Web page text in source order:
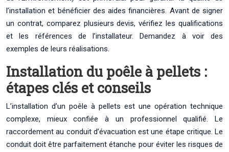
l’installation et bénéficier des aides financières. Avant de signer
un contrat, comparez plusieurs devis, vérifiez les qualifications
et les références de l’installateur. Demandez à voir des
exemples de leurs réalisations.
Installation du poêle à pellets :
étapes clés et conseils
L’installation d’un poêle à pellets est une opération technique
complexe, mieux confiée à un professionnel qualifié. Le
raccordement au conduit d’évacuation est une étape critique. Le
conduit doit être parfaitement étanche pour éviter les risques de